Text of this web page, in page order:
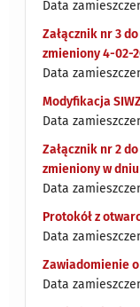
Data
Załącznik nr 3
zmieniony 4-02-
Data
Modyfikacja SIWZ
Data
Załącznik nr 2
zmieniony w
Data
Protokół z
Data
Zawiadomienie
Data